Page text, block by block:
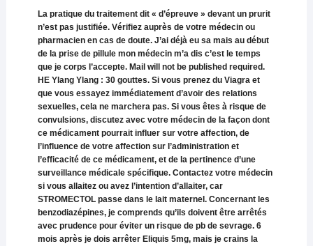
La pratique du traitement dit « d’épreuve » devant un prurit
n’est pas justifiée. Vérifiez auprès de votre médecin ou
pharmacien en cas de doute. J’ai déjà eu sa mais au début
de la prise de pillule mon médecin m’a dis c’est le temps
que je corps l’accepte. Mail will not be published required.
HE Ylang Ylang : 30 gouttes. Si vous prenez du Viagra et
que vous essayez immédiatement d’avoir des relations
sexuelles, cela ne marchera pas. Si vous êtes à risque de
convulsions, discutez avec votre médecin de la façon dont
ce médicament pourrait influer sur votre affection, de
l’influence de votre affection sur l’administration et
l’efficacité de ce médicament, et de la pertinence d’une
surveillance médicale spécifique. Contactez votre médecin
si vous allaitez ou avez l’intention d’allaiter, car
STROMECTOL passe dans le lait maternel. Concernant les
benzodiazépines, je comprends qu’ils doivent être arrêtés
avec prudence pour éviter un risque de pb de sevrage. 6
mois après je dois arrêter Eliquis 5mg, mais je crains la